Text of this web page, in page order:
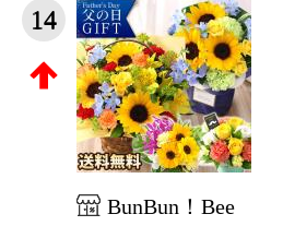
14
BunBun！Bee